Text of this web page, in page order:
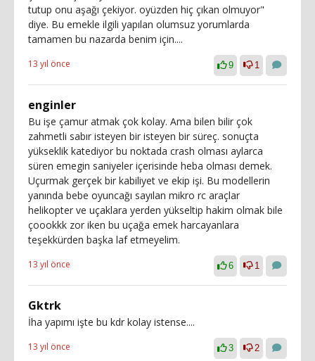
tutup onu aşağı çekiyor. oyüzden hiç çıkan olmuyor"
diye. Bu emekle ilgili yapılan olumsuz yorumlarda
tamamen bu nazarda benim için....
13 yıl önce 9 1
enginler
Bu işe çamur atmak çok kolay. Ama bilen bilir çok
zahmetli sabır isteyen bir isteyen bir süreç. sonuçta
yükseklik katediyor bu noktada crash olması aylarca
süren emegin saniyeler içerisinde heba olması demek.
Uçurmak gerçek bir kabiliyet ve ekip işi. Bu modellerin
yanında bebe oyuncağı sayılan mikro rc araçlar
helikopter ve uçaklara yerden yükseltip hakim olmak bile
çoookkk zor iken bu uçağa emek harcayanlara
teşekkürden başka laf etmeyelim.
13 yıl önce 6 1
Gktrk
İha yapımı işte bu kdr kolay istense....
13 yıl önce 3 2